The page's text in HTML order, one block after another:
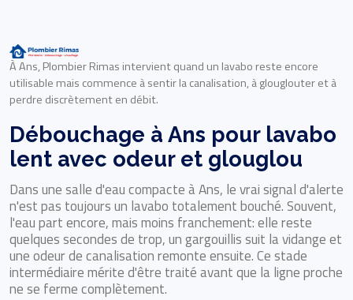
À Ans, Plombier Rimas intervient quand un lavabo reste encore
utilisable mais commence à sentir la canalisation, à glouglouter et à
perdre discrètement en débit.
Débouchage à Ans pour lavabo
lent avec odeur et glouglou
Dans une salle d'eau compacte à Ans, le vrai signal d'alerte
n'est pas toujours un lavabo totalement bouché. Souvent,
l'eau part encore, mais moins franchement: elle reste
quelques secondes de trop, un gargouillis suit la vidange et
une odeur de canalisation remonte ensuite. Ce stade
intermédiaire mérite d'être traité avant que la ligne proche
ne se ferme complètement.